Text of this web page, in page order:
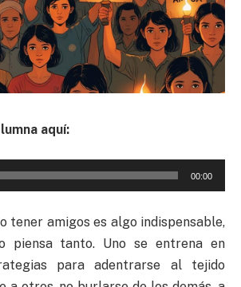
aquí:
00:00
tener amigos es algo indispensable,
piensa tanto. Uno se entrena en
para adentrarse al tejido